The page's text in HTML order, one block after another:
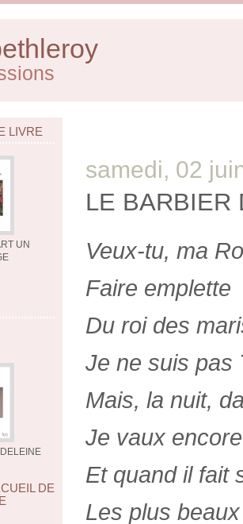
LIVRE
UN
DE
samedi, 02
LE BARBIER
Veux-tu, ma
Faire emplette
Du roi des
Je ne suis pas
Mais, la nuit,
Je vaux
Et quand il fait
Les plus